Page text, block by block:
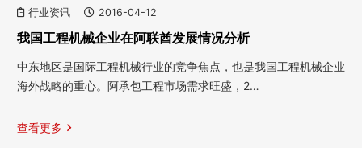
行业资讯 2016-04-12
我国工程机械企业在阿联酋发展情况分析
中东地区是国际工程机械行业的竞争焦点，也是我国工程机械企业
海外战略的重心。阿承包工程市场需求旺盛，2…
查看更多